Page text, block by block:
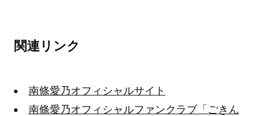
関連リンク
南條愛乃オフィシャルサイト
南條愛乃オフィシャルファンクラブ「ごきん